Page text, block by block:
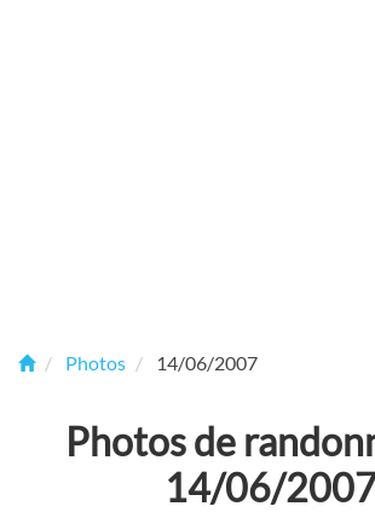
Photos 14/06/2007
Photos de
14/06/